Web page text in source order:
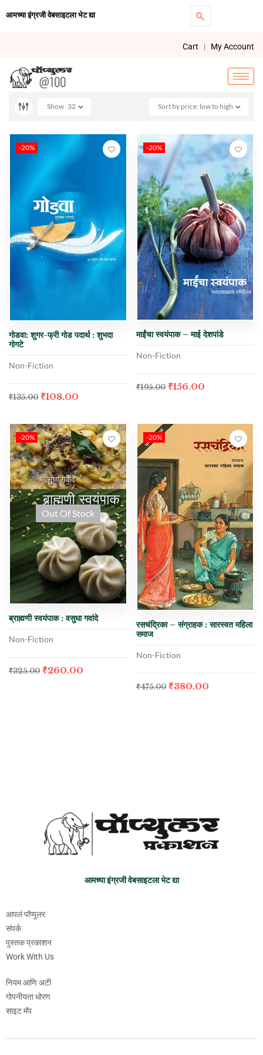
आमच्या इंग्रजी वेबसाइटला भेट द्या
Cart | My Account
Sort by price: low to high
Show 32
-20%
गोडवा: शुगर-फ्री गोड पदार्थ : शुभदा
गोगटे
Non-Fiction
₹135.00 ₹108.00
-20%
माईंचा स्वयंपाक – माई देशपांडे
Non-Fiction
₹195.00 ₹156.00
-20%
Out Of Stock
ब्राह्मणी स्वयंपाक : वसुधा गवांदे
Non-Fiction
₹325.00 ₹260.00
-20%
रसचंद्रिका – संग्राहक : सारस्वत महिला
समाज
Non-Fiction
₹475.00 ₹380.00
आमच्या इंग्रजी वेबसाइटला भेट द्या
आपलं पॉप्युलर
संपर्क
पुस्तक प्रकाशन
Work With Us
नियम आणि अटी
गोपनीयता धोरण
साइट मॅप